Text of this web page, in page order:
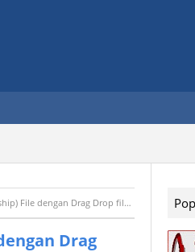
dengan Drag Drop file [Software]
Drag